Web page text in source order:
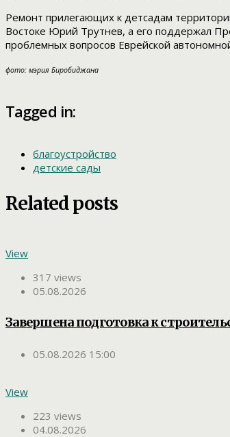
Ремонт прилегающих к детсадам
Востоке Юрий Трутнев, а его поддержал
проблемных вопросов Еврейской
фото: мэрия Биробиджана
Tagged in:
благоустройство
детские сады
Related posts
View
317 views
05.08.2026
Завершена подготовка к
05.08.2026 15:00
View
223 views
04.08.2026